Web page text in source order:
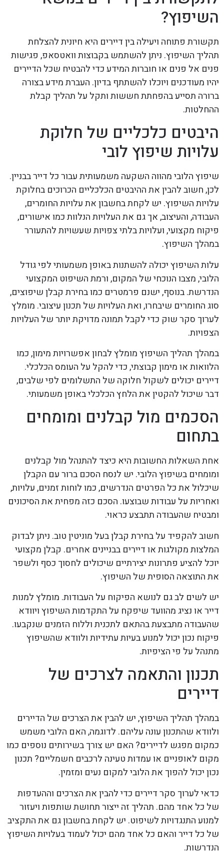
השיפוץ?
תקשורת פתוחה ויעילה בין דיירים היא חיונית להצלחת
תהליך השיפוץ. ניתן להשתמש בקבוצות וואטסאפ, פגישות
פנים אל פנים או חוברות המידע כדי להבטיח שכל הדיירים
יהיו מעודכנים ויוכלו להשתתף בדיון. העברת מידע בצורה
ברורה תסייע בהפחתת חששות ותקל על תהליך קבלת
ההחלטות.
היבטים כלכליים של חלוקת
עלויות שיפוץ לובי
שיפוץ הלובי מהווה השקעה משמעותית עבור כל דייר בבניין.
לכן, חשוב להבין את ההיבטים הכלכליים הכרוכים בחלוקת
עלויות השיפוץ. יש לקחת בחשבון את עלויות החומרים,
העבודה, והעיצוב, אך גם את העלויות הנלוות כמו אישורים,
פיקוח מקצועי, ועלויות בלתי צפויות שעשויות להתעורר
במהלך השיפוץ.
עלות השיפוץ יכולה להשתנות באופן משמעותי לפי גודל
הלובי, מצבו הנוכחי של המקום, ורמת השיפוט המקצועי
הנדרשת. בנוסף, ישנם פרמטרים כמו בחירת קבלן שיפוצים,
סוג החומרים שיבחרו, ואת העלויות של תכנון עיצובי. מומלץ
לערוך סקר שוק כדי לקבל תמונה מדויקת יותר של העלויות
הצפויות.
במהלך תהליך השיפוץ מומלץ לבחון אפשרויות מימון, כמו
הלוואות או מימון קבוצתי, כדי להקל על העומס הכלכלי.
דיירים יכולים לשקול חלוקה של התשלומים לפי שלבים,
דבר שיכול להקטין את הלחץ הכלכלי באופן משמעותי.
הסכמים מול קבלנים ומומחים
בתחום
אחת השאלות החשובות היא כיצד להתנהל מול קבלנים
ומומחים בשיפוץ הלובי. יש לנסח הסכם ברור עם הקבלן
שיכלול את כל הפרטים הנדרשים, כמו לוחות זמנים, עלויות,
ואחריות על עבודות שבוצעו. הסכם כזה מפחית את הסיכונים
ומבטיח שהעבודה תתבצע כראוי.
חשוב להקפיד על בחירת קבלן בעל מוניטין טוב. ניתן לבדוק
המלצות מקולגות או דיירים בבניינים אחרים. קבלן מקצועי
יוכל להציע פתרונות יצירתיים שיכולים לחסוך כסף ולשפר
את התוצאה הסופית של השיפוץ.
יש לשים לב גם לנושא הפיקוח על העבודות. מומלץ למנות
דייר או נציג מהוועד שיפקח על התקדמות השיפוץ ויוודא
שהעבודה מתבצעת בהתאם לתכנית וללוח הזמנים שנקבעו.
פיקוח נכון יכול למנוע בעיות עתידיות ולוודא שהשיפוץ
מתנהל על פי הציפיות.
תכנון והתאמה לצרכים של
דיירים
במהלך תהליך השיפוץ, יש להבין את הצרכים של הדיירים
ולוודא שהתכנון עונה עליהם. לדוגמה, האם הלובי משמש
כמקום מפגש לדיירים? האם יש צורך בשירותים נוספים כמו
מקום לאופניים או עמדות טעינה לרכבים חשמליים? תכנון
נכון יכול להפוך את הלובי למקום נעים ומזמין.
כדאי לערוך סקר דיירים כדי להבין את הצרכים וההעדפות
של כל אחד מהם. תהליך זה ייצור תחושת שותפות ויעזור
למנוע התנגדויות לשיפוט. יש לקחת בחשבון גם את התקציב
של כל דייר והאם כל אחד מהם יכול לעמוד בעלויות השיפוץ
הנדרשות.